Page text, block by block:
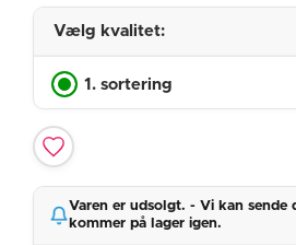
Vælg kvalitet:
1. sortering
Varen er udsolgt. - Vi kan sende
kommer på lager igen.